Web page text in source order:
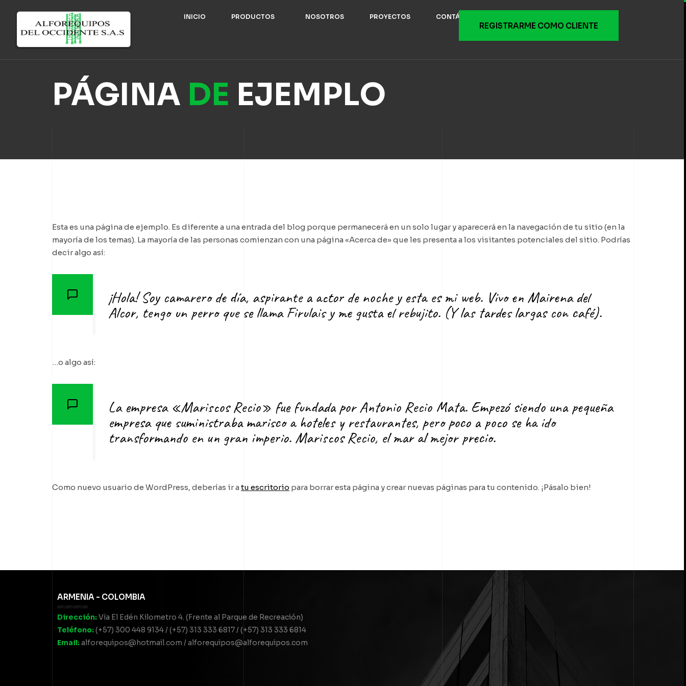
INICIO PRODUCTOS NOSOTROS PROYECTOS CONTÁCTENOS
REGISTRARME COMO CLIENTE
PÁGINA DE EJEMPLO
Esta es una página de ejemplo. Es diferente a una entrada del blog porque permanecerá en un solo lugar y aparecerá en la navegación de tu sitio (en la
mayoría de los temas). La mayoría de las personas comienzan con una página «Acerca de» que les presenta a los visitantes potenciales del sitio. Podrías
decir algo así:
¡Hola! Soy camarero de día, aspirante a actor de noche y esta es mi web. Vivo en Mairena del
Alcor, tengo un perro que se llama Firulais y me gusta el rebujito. (Y las tardes largas con café).
…o algo así:
La empresa «Mariscos Recio» fue fundada por Antonio Recio Mata. Empezó siendo una pequeña
empresa que suministraba marisco a hoteles y restaurantes, pero poco a poco se ha ido
transformando en un gran imperio. Mariscos Recio, el mar al mejor precio.
Como nuevo usuario de WordPress, deberías ir a tu escritorio para borrar esta página y crear nuevas páginas para tu contenido. ¡Pásalo bien!
ARMENIA - COLOMBIA
Dirección:Vía El Edén Kilometro 4. (Frente al Parque de Recreación)
Teléfono:(+57) 300 448 9134 / (+57) 313 333 6817 / (+57) 313 333 6814
Email:alforequipos@hotmail.com / alforequipos@alforequipos.com